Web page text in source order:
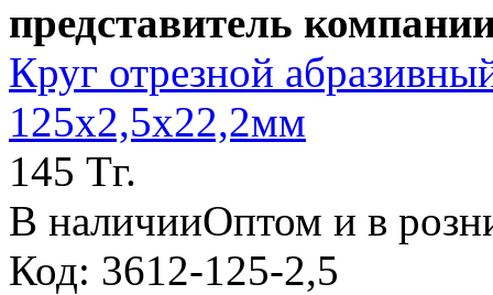
представитель
Круг отрезной
125х2,5х22,2мм
145 Тг.
В наличииОптом и в
Код: 3612-125-2,5